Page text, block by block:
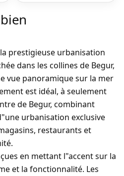
prestigieuse urbanisation
dans les collines de Begur,
vue panoramique sur la mer
est idéal, à seulement
de Begur, combinant
urbanisation exclusive
restaurants et
en mettant l"accent sur la
et la fonctionnalité. Les